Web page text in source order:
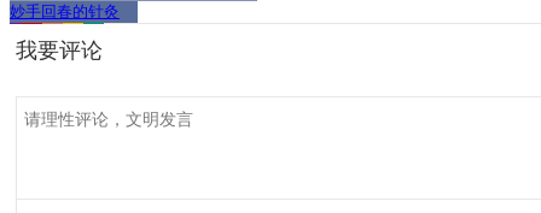
妙手回春的针灸